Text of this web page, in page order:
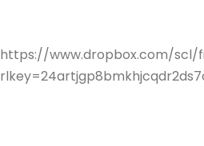
https://www.dropbox.com/scl/